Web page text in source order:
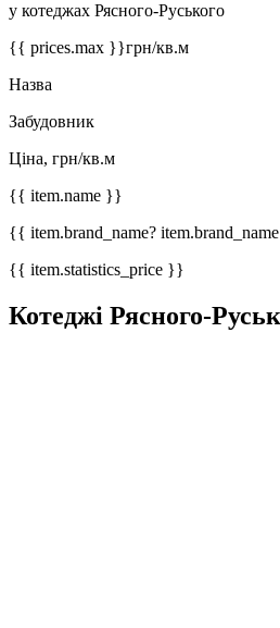
у котеджах Рясного-Руського
{{ prices.max }}грн/кв.м
Назва
Забудовник
Ціна, грн/кв.м
{{ item.name }}
{{ item.brand_name?
{{ item.statistics_price }}
Котеджі Рясного-